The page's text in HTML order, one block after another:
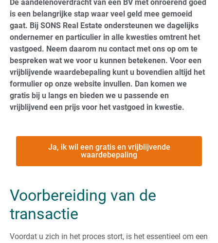
De aandelenoverdracht van een BV met onroerend goed
is een belangrijke stap waar veel geld mee gemoeid
gaat. Bij SONS Real Estate ondersteunen we dagelijks
ondernemer en particulier in alle kwesties omtrent het
vastgoed. Neem daarom nu contact met ons op om te
bespreken wat we voor u kunnen betekenen. Voor een
vrijblijvende waardebepaling kunt u bovendien altijd het
formulier op onze website invullen. Dan komen we
gratis bij u langs en bieden we u passende en
vrijblijvend een prijs voor het vastgoed in kwestie.
Ja, ik wil een gratis en vrijblijvende
waardebepaling
Voorbereiding van de
transactie
Voordat u zich in het proces stort, is het essentieel om een